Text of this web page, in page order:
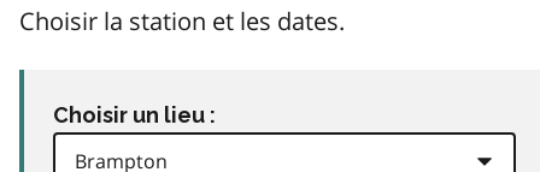
Choisir la station et les dates.
Choisir un lieu :